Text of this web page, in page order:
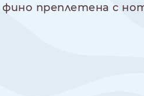
фино преплетена с